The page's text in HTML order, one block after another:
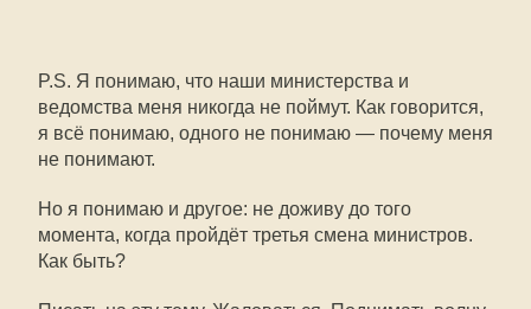
P.S. Я понимаю, что наши министерства и
ведомства меня никогда не поймут. Как говорится,
я всё понимаю, одного не понимаю — почему меня
не понимают.
Но я понимаю и другое: не доживу до того
момента, когда пройдёт третья смена министров.
Как быть?